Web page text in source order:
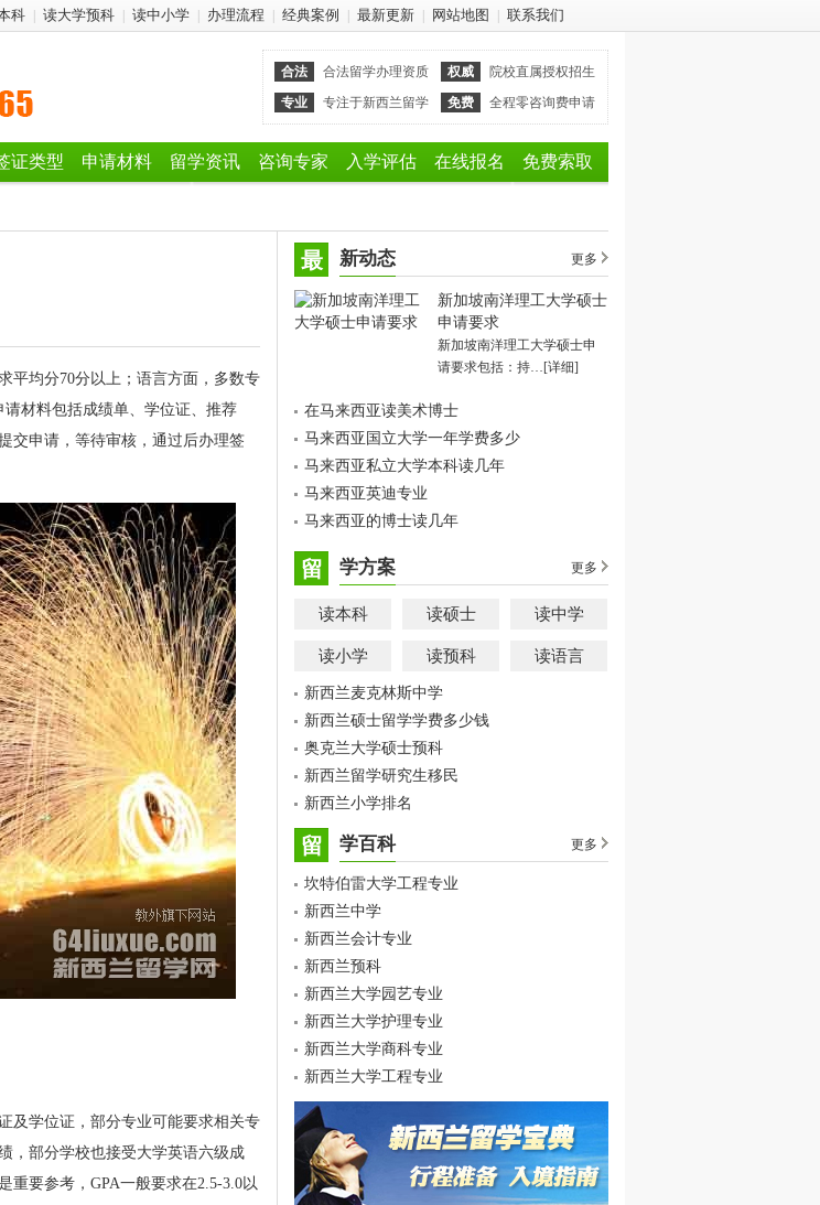
科 读大学预科 读中小学 办理流程 经典案例 最新更新 网站地图 联系我们
合法 合法留学办理资质 权威
院校直属授权招生
专业
专注于新西兰留学 免费 全程零咨询费申请
证类型 申请材料 留学资讯 咨询专家 入学评估 在线报名 免费索取
平均分70分以上；语言方面，多数专
材料包括成绩单、学位证、推荐
交申请，等待审核，通过后办理签
及学位证，部分专业可能要求相关专
，部分学校也接受大学英语六级成
重要参考，GPA一般要求在2.5-3.0以
最 新动态 更多
新加坡南洋理工大学硕士
申请要求
新加坡南洋理工大学硕士申
请要求包括：持…[详细]
在马来西亚读美术博士
马来西亚国立大学一年学费多少
马来西亚私立大学本科读几年
马来西亚英迪专业
马来西亚的博士读几年
留 学方案 更多
读本科 读硕士 读中学
读小学 读预科 读语言
新西兰麦克林斯中学
新西兰硕士留学学费多少钱
奥克兰大学硕士预科
新西兰留学研究生移民
新西兰小学排名
留 学百科 更多
坎特伯雷大学工程专业
新西兰中学
新西兰会计专业
新西兰预科
新西兰大学园艺专业
新西兰大学护理专业
新西兰大学商科专业
新西兰大学工程专业